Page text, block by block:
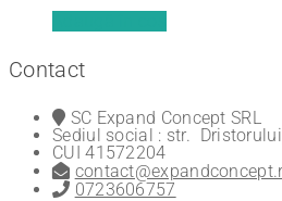
Contact
SC Expand Concept SRL
Sediul social : str.
CUI 41572204
0723606757